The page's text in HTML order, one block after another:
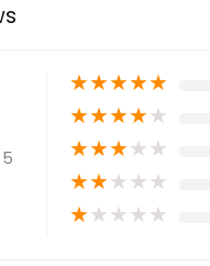
★★★★★
★★★★★
★★★★★
★★★★★
★★★★★